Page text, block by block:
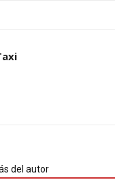
del autor